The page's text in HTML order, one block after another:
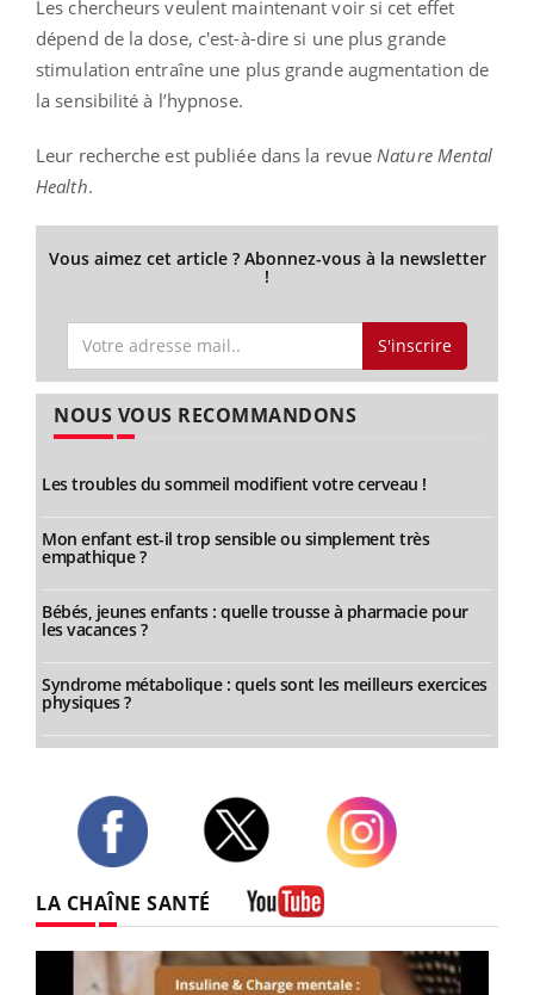
Les chercheurs veulent maintenant voir si cet effet
dépend de la dose, c'est-à-dire si une plus grande
stimulation entraîne une plus grande augmentation de
la sensibilité à l’hypnose.
Leur recherche est publiée dans la revue Nature Mental
Health.
Vous aimez cet article ? Abonnez-vous à la newsletter
!
S'inscrire
NOUS VOUS RECOMMANDONS
Les troubles du sommeil modifient votre cerveau !
Mon enfant est-il trop sensible ou simplement très
empathique ?
Bébés, jeunes enfants : quelle trousse à pharmacie pour
les vacances ?
Syndrome métabolique : quels sont les meilleurs exercices
physiques ?
LA CHAÎNE SANTÉ